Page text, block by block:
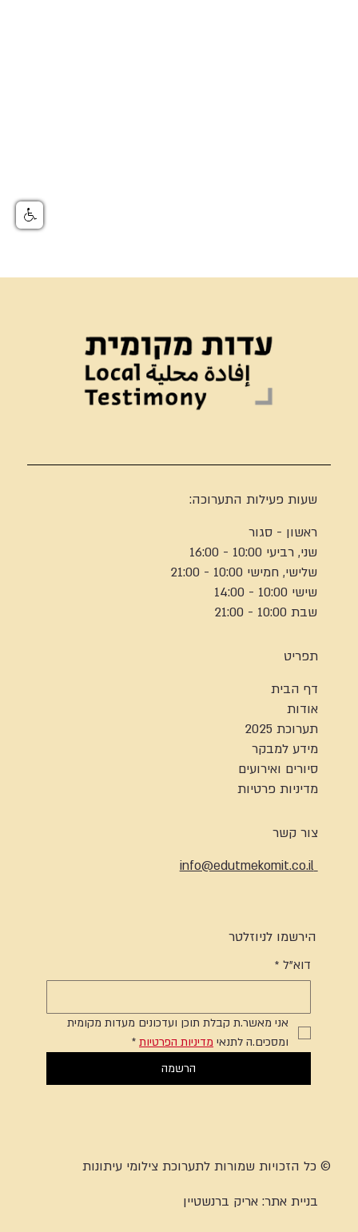
שעות פעילות התערוכה:
ראשון - סגור
שני, רביעי 10:00 - 16:00
שלישי, חמישי 10:00 - 21:00
שישי 10:00 - 14:00
שבת 10:00 - 21:00
תפריט
דף הבית
אודות
תערוכת 2025
מידע למבקר
סיורים ואירועים
מדיניות פרטיות
צור קשר
info@edutmekomit.co.il
הירשמו לניוזלטר
דוא"ל *
אני מאשר.ת קבלת תוכן ועדכונים מעדות מקומית
ומסכים.ה לתנאי מדיניות הפרטיות *
הרשמה
© כל הזכויות שמורות לתערוכת צילומי עיתונות
בניית אתר:אריק ברנשטיין